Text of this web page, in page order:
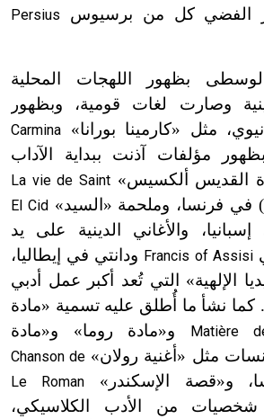
الفضي كل من برسيوس
Persius
بظهور اللهجات المحلية
وصارت لغات قومية، وبظهور
مثل «كارمينا بورانا» Carmina
مؤلفات آذنت ببداية الآداب
القديس ألكسيس»La vie de Saint
El Cid
في إسبانيا، والأغاني الدينية على يد
Francis of Assisi ودانتي في إيطاليا،
الإلهية» التي تُعد أكبر عمل أدبي
كما نشأ ما أُطلق عليه تسمية «مادة
Matière
و«مادة روما» و«مادة
مثل «أغنية رولان» Chanson de
و«قصة الإسكندر»Le Roman
من الأدب الكلاسيكي،